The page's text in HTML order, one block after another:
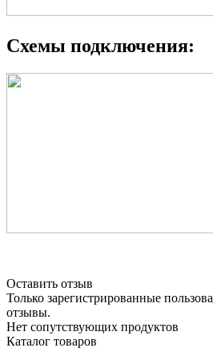
Схемы подключения:
Оставить отзыв
Только зарегистрированные
отзывы.
Нет сопутствующих продуктов
Каталог товаров